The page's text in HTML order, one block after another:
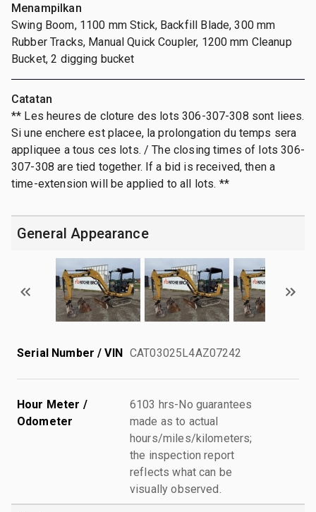
Menampilkan
Swing Boom, 1100 mm Stick, Backfill Blade, 300 mm
Rubber Tracks, Manual Quick Coupler, 1200 mm Cleanup
Bucket, 2 digging bucket
Catatan
** Les heures de cloture des lots 306-307-308 sont liees.
Si une enchere est placee, la prolongation du temps sera
appliquee a tous ces lots. / The closing times of lots 306-
307-308 are tied together. If a bid is received, then a
time-extension will be applied to all lots. **
General Appearance
Serial Number / VIN CAT03025L4AZ07242
Hour Meter /
Odometer
6103 hrs-No guarantees
made as to actual
hours/miles/kilometers;
the inspection report
reflects what can be
visually observed.